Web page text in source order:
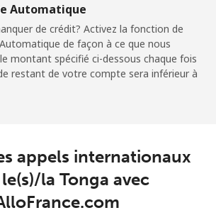
Tobago
⁦6.9¢⁩ 72 min pour ⁦€5⁩
Automatique
de crédit? Activez la fonction de
de façon à ce que nous
montant spécifié ci-dessous chaque fois
restant de votre compte sera inférieur à
appels internationaux
la Tonga avec